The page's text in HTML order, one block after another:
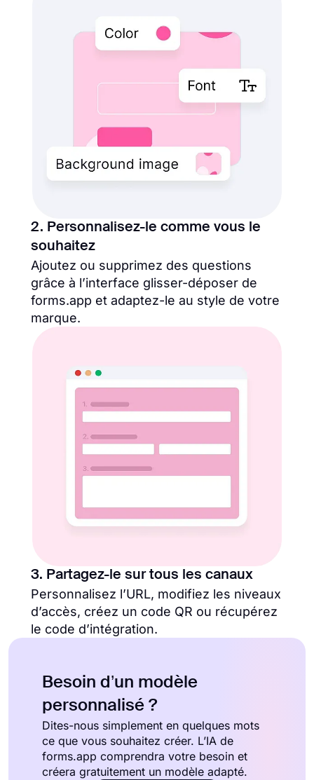
2. Personnalisez-le comme vous le
souhaitez
Ajoutez ou supprimez des questions
grâce à l’interface glisser-déposer de
forms.app et adaptez-le au style de votre
marque.
3. Partagez-le sur tous les canaux
Personnalisez l’URL, modifiez les niveaux
d’accès, créez un code QR ou récupérez
le code d’intégration.
Besoin d’un modèle
personnalisé ?
Dites-nous simplement en quelques mots
ce que vous souhaitez créer. L’IA de
forms.app comprendra votre besoin et
créera gratuitement un modèle adapté.